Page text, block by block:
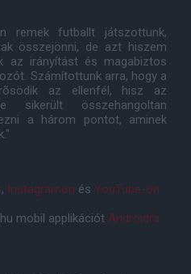
remek futballt játszottunk,
összejönni, de azt hiszem
az irányítást és magabiztos
Számítottunk arra, hogy a
az ellenfél, hisz az
sikerült összehangoltan
a három pontot, aminek
, Instagramon és YouTube-on
mobil applikációt Androidra